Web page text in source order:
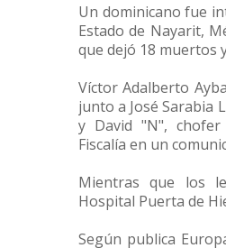
Un dominicano fue
Estado de Nayarit,
que dejó 18 muertos
Víctor Adalberto
junto a José Sarabia
y David "N",
Fiscalía en un
Mientras que los
Hospital Puerta de
Según publica